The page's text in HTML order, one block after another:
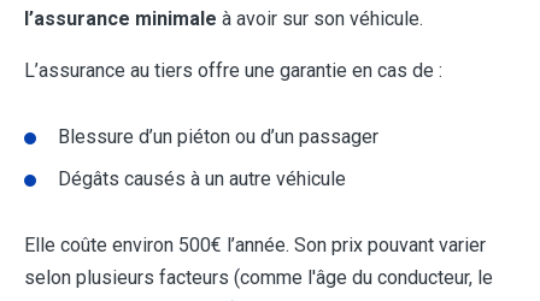
l’assurance minimale à avoir sur son véhicule.
L’assurance au tiers offre une garantie en cas de :
Blessure d’un piéton ou d’un passager
Dégâts causés à un autre véhicule
Elle coûte environ 500€ l’année. Son prix pouvant varier
selon plusieurs facteurs (comme l'âge du conducteur, le